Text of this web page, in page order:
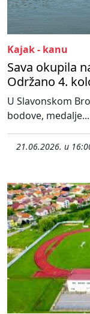
Kajak - kanu
Sava okupila
Održano 4.
U Slavonskom
bodove, medalje...
21.06.2026. u